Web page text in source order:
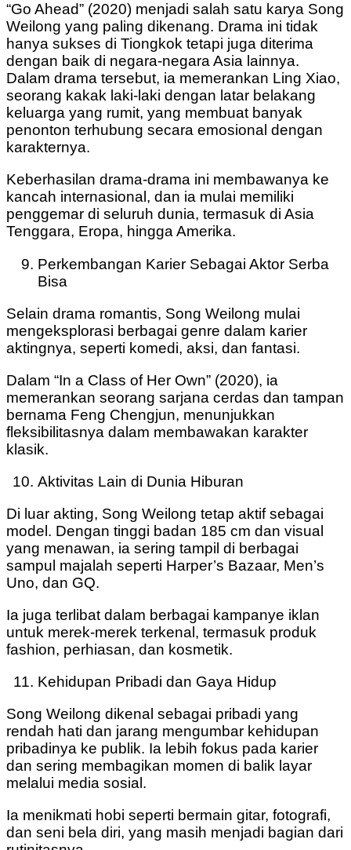
“Go Ahead” (2020) menjadi salah satu karya Song
Weilong yang paling dikenang. Drama ini tidak
hanya sukses di Tiongkok tetapi juga diterima
dengan baik di negara-negara Asia lainnya.
Dalam drama tersebut, ia memerankan Ling Xiao,
seorang kakak laki-laki dengan latar belakang
keluarga yang rumit, yang membuat banyak
penonton terhubung secara emosional dengan
karakternya.
Keberhasilan drama-drama ini membawanya ke
kancah internasional, dan ia mulai memiliki
penggemar di seluruh dunia, termasuk di Asia
Tenggara, Eropa, hingga Amerika.
Perkembangan Karier Sebagai Aktor Serba
Bisa
Selain drama romantis, Song Weilong mulai
mengeksplorasi berbagai genre dalam karier
aktingnya, seperti komedi, aksi, dan fantasi.
Dalam “In a Class of Her Own” (2020), ia
memerankan seorang sarjana cerdas dan tampan
bernama Feng Chengjun, menunjukkan
fleksibilitasnya dalam membawakan karakter
klasik.
Aktivitas Lain di Dunia Hiburan
Di luar akting, Song Weilong tetap aktif sebagai
model. Dengan tinggi badan 185 cm dan visual
yang menawan, ia sering tampil di berbagai
sampul majalah seperti Harper’s Bazaar, Men’s
Uno, dan GQ.
Ia juga terlibat dalam berbagai kampanye iklan
untuk merek-merek terkenal, termasuk produk
fashion, perhiasan, dan kosmetik.
Kehidupan Pribadi dan Gaya Hidup
Song Weilong dikenal sebagai pribadi yang
rendah hati dan jarang mengumbar kehidupan
pribadinya ke publik. Ia lebih fokus pada karier
dan sering membagikan momen di balik layar
melalui media sosial.
Ia menikmati hobi seperti bermain gitar, fotografi,
dan seni bela diri, yang masih menjadi bagian dari